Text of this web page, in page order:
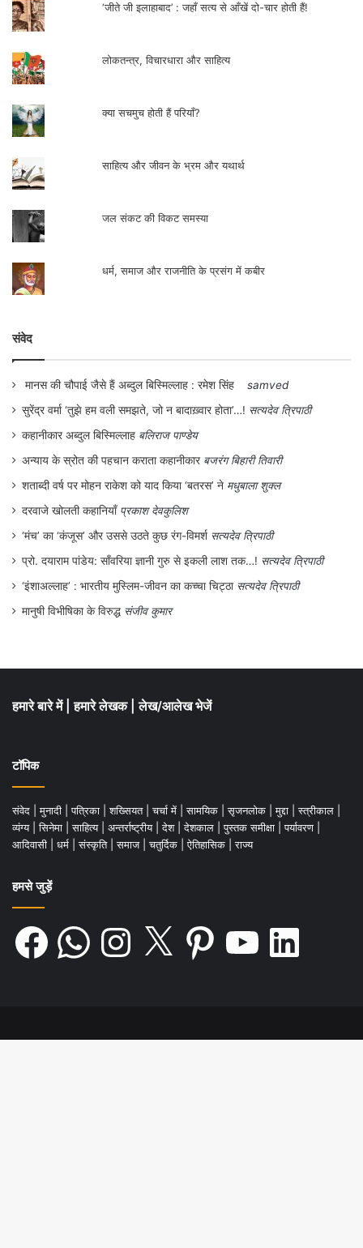
‘जीते जी इलाहाबाद’ : जहाँ सत्य से आँखें दो-चार होती हैं!
लोकतन्त्र, विचारधारा और साहित्य
क्या सचमुच होती हैं परियाँ?
साहित्य और जीवन के भ्रम और यथार्थ
जल संकट की विकट समस्या
धर्म, समाज और राजनीति के प्रसंग में कबीर
संवेद
मानस की चौपाई जैसे हैं अब्दुल बिस्मिल्लाह : रमेश सिंह
samved
सुरेंद्र वर्मा ‘तुझे हम वली समझते, जो न बादाख़्वार होता’…! सत्यदेव त्रिपाठी
कहानीकार अब्दुल बिस्मिल्लाह बलिराज पाण्डेय
अन्याय के स्रोत की पहचान कराता कहानीकार बजरंग बिहारी तिवारी
शताब्दी वर्ष पर मोहन राकेश को याद किया ‘बतरस’ ने मधुबाला शुक्ल
दरवाजे खोलती कहानियाँ प्रकाश देवकुलिश
‘मंच’ का ‘कंजूस’ और उससे उठते कुछ रंग-विमर्श सत्यदेव त्रिपाठी
प्रो. दयाराम पांडेय: साँवरिया ज्ञानी गुरु से इकली लाश तक…! सत्यदेव त्रिपाठी
‘इंशाअल्लाह’ : भारतीय मुस्लिम-जीवन का कच्चा चिट्ठा सत्यदेव त्रिपाठी
मानुषी विभीषिका के विरुद्ध संजीव कुमार
हमारे बारे में हमारे लेखक लेख/आलेख भेजें
टॉपिक
संवेद मुनादी पत्रिका शख्सियत चर्चा में सामयिक सृजनलोक मुद्दा स्त्रीकाल
व्यंग्य
सिनेमा साहित्य अन्तर्राष्ट्रीय देश देशकाल पुस्तक समीक्षा पर्यावरण
आदिवासी
धर्म संस्कृति समाज चतुर्दिक ऐतिहासिक राज्य
हमसे जुड़ें
Facebook WhatsAppInstagram Pinterest LinkedIn